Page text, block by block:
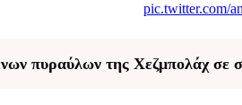
pic.twitter.com/
πυραύλων της Χεζμπολάχ σε